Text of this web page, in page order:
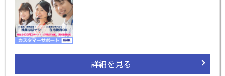
詳細を見る